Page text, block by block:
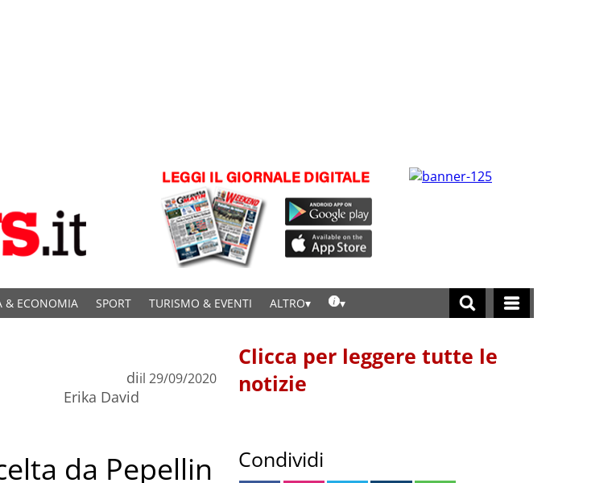
& ECONOMIA SPORT TURISMO & EVENTI ALTRO
di
Erika David
il 29/09/2020
da Pepellin
Clicca per leggere tutte le
notizie
Condividi